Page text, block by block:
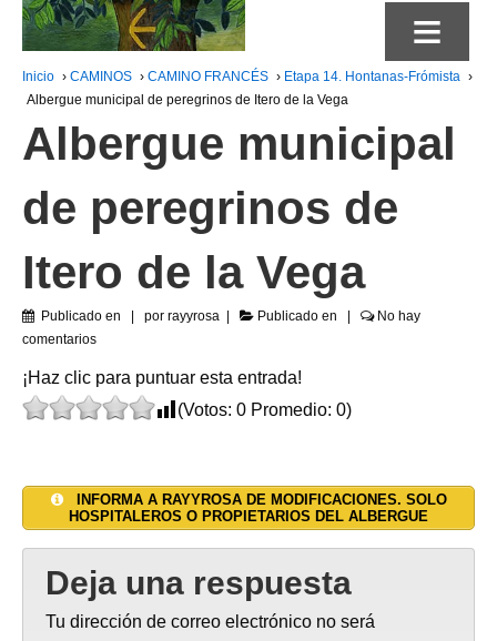
≡
Inicio › CAMINOS › CAMINO FRANCÉS › Etapa 14. Hontanas-Frómista ›
Albergue municipal de peregrinos de Itero de la Vega
Albergue municipal
de peregrinos de
Itero de la Vega
Publicado en por rayyrosa Publicado en
No hay
comentarios
¡Haz clic para puntuar esta entrada!
(Votos: 0 Promedio: 0)
INFORMA A RAYYROSA DE MODIFICACIONES. SOLO
HOSPITALEROS O PROPIETARIOS DEL ALBERGUE
Deja una respuesta
Tu dirección de correo electrónico no será